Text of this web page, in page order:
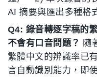
AI 摘要與匯出多種格
Q4: 錄音轉逐字稿的
不會有口音問題？ 隨
繁體中文的辨識率已
言自動識別能力，即